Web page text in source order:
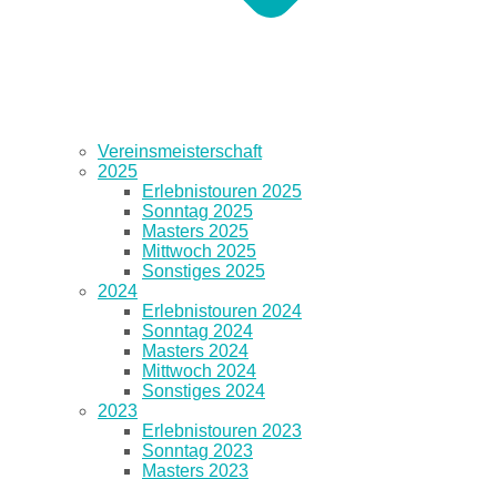
Vereinsmeisterschaft
2025
Erlebnistouren 2025
Sonntag 2025
Masters 2025
Mittwoch 2025
Sonstiges 2025
2024
Erlebnistouren 2024
Sonntag 2024
Masters 2024
Mittwoch 2024
Sonstiges 2024
2023
Erlebnistouren 2023
Sonntag 2023
Masters 2023